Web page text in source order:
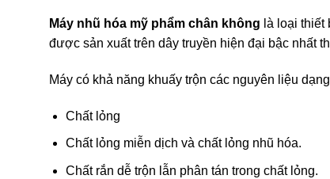
Máy nhũ hóa mỹ phẩm chân không là loại
được sản xuất trên dây truyền hiện đại bậc nhất
Máy có khả năng khuấy trộn các nguyên liệu
Chất lỏng
Chất lỏng miễn dịch và chất lỏng nhũ hóa.
Chất rắn dễ trộn lẫn phân tán trong chất lỏng.